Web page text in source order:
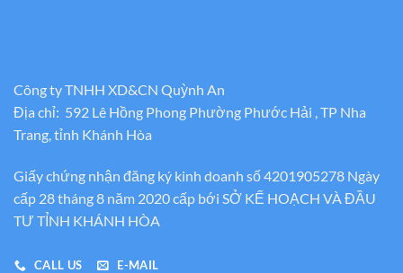
Công ty TNHH XD&CN Quỳnh An
Địa chỉ: 592 Lê Hồng Phong Phường Phước Hải , TP Nha
Trang, tỉnh Khánh Hòa
Giấy chứng nhận đăng ký kinh doanh số 4201905278 Ngày
cấp 28 tháng 8 năm 2020 cấp bới SỞ KẾ HOẠCH VÀ ĐẦU
TƯ TỈNH KHÁNH HÒA
CALL US E-MAIL